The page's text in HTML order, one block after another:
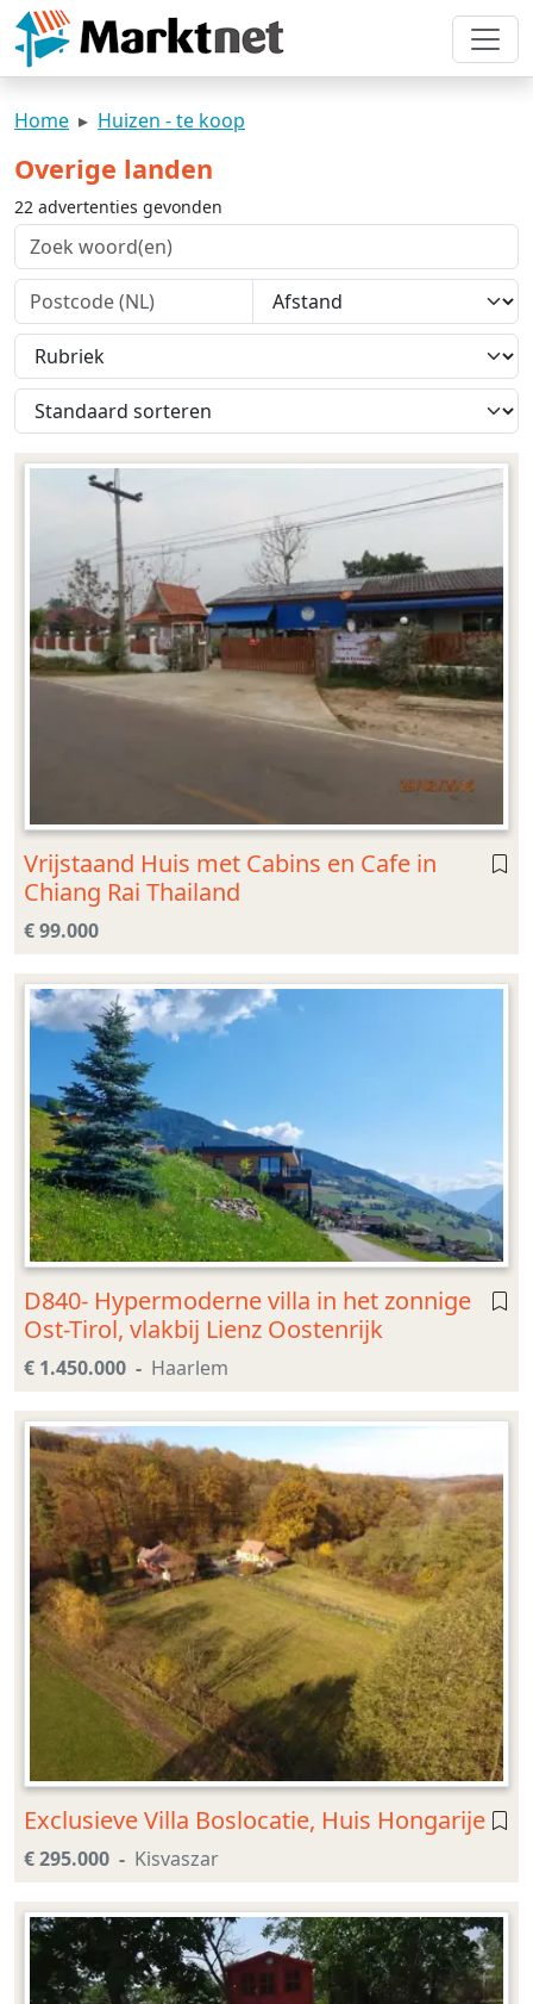
Home Huizen - te koop
Overige landen
22 advertenties gevonden
Vrijstaand Huis met Cabins en Cafe in
Chiang Rai Thailand
€ 99.000
D840- Hypermoderne villa in het zonnige
Ost-Tirol, vlakbij Lienz Oostenrijk
€ 1.450.000 Haarlem
Exclusieve Villa Boslocatie, Huis Hongarije
€ 295.000 Kisvaszar